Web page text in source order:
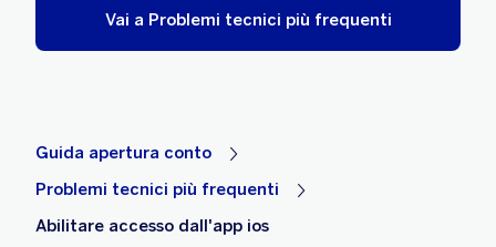
Vai a Problemi tecnici più frequenti
Guida apertura conto
Problemi tecnici più frequenti
Abilitare accesso dall'app ios